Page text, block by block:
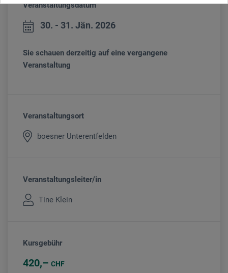
Veranstaltungsdatum
30. - 31. Jän. 2026
Sie schauen derzeitig auf eine vergangene
Veranstaltung
Veranstaltungsort
boesner Unterentfelden
Veranstaltungsleiter/in
Tine Klein
Kursgebühr
420 CHF